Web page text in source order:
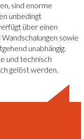
sind enorme
unbedingt
über einen
sowie
unabhängig.
und technisch
gelöst werden.